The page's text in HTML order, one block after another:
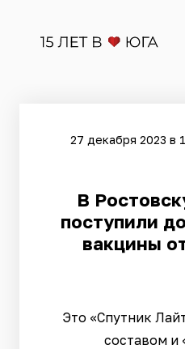
27 декабря 2023 в
В
поступили
вакцины
Это «Спутник
составом и